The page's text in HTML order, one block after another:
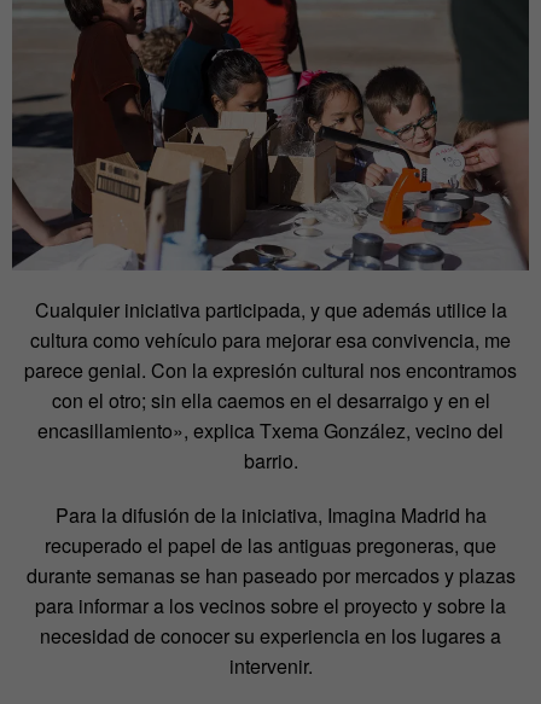
Cualquier iniciativa participada, y que además utilice la
cultura como vehículo para mejorar esa convivencia, me
parece genial. Con la expresión cultural nos encontramos
con el otro; sin ella caemos en el desarraigo y en el
encasillamiento», explica Txema González, vecino del
barrio.
Para la difusión de la iniciativa, Imagina Madrid ha
recuperado el papel de las antiguas pregoneras, que
durante semanas se han paseado por mercados y plazas
para informar a los vecinos sobre el proyecto y sobre la
necesidad de conocer su experiencia en los lugares a
intervenir.